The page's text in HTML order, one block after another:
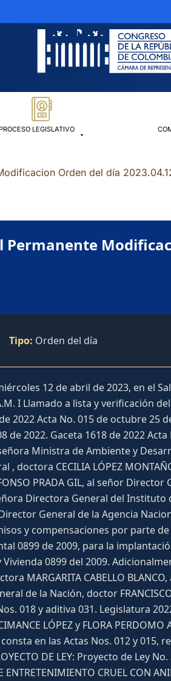
PROCESO LEGISLATIVO
Orden del día
Tipo: Orden del día
12 de abril de 2023, en el
I Llamado a lista y verificación
2022 Acta No. 015 de octubre 25
de 2022. Gaceta 1618 de 2022
Ministra de Ambiente y
doctora CECILIA LÓPEZ
PRADA GIL, al señor
Directora General del
General de la Agencia
y compensaciones por parte
0899 de 2009, para la
0899 del 2009.
MARGARITA CABELLO
de la Nación, doctor
018 y aditiva 031. Legislatura
LÓPEZ y FLORA
en las Actas Nos. 012 y 015,
DE LEY: Proyecto de Ley
ENTRETENIMIENTO CRUEL CON